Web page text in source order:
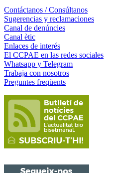
Contáctanos / Consúltanos
Sugerencias y reclamaciones
Canal de denúncies
Canal ètic
Enlaces de interés
El CCPAE en las redes sociales
Whatsapp y Telegram
Trabaja con nosotros
Preguntes freqüents